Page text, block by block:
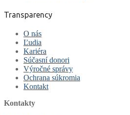
Transparency
O nás
Ľudia
Kariéra
Súčasní donori
Výročné správy
Ochrana súkromia
Kontakt
Kontakty